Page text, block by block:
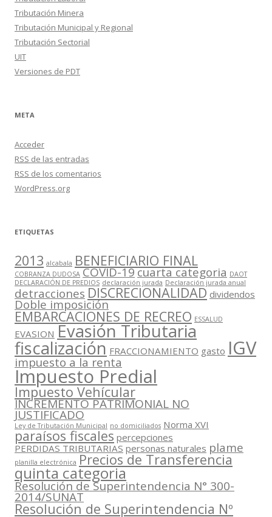
Tributación Minera
Tributación Municipal y Regional
Tributación Sectorial
UIT
Versiones de PDT
META
Acceder
RSS de las entradas
RSS de los comentarios
WordPress.org
ETIQUETAS
2013 alcabala BENEFICIARIO FINAL
COBRANZA DUDOSA COVID-19cuarta categoria DAOT
DECLARACIÓN DE PREDIOS declaración jurada Declaración jurada anual
detracciones DISCRECIONALIDAD dividendos
Doble imposición
EMBARCACIONES DE RECREO ESSALUD
EVASION Evasión Tributaria
fiscalización FRACCIONAMIENTO gasto IGV
impuesto a la renta
Impuesto Predial
Impuesto Vehícular
INCREMENTO PATRIMONIAL NO
JUSTIFICADO
Ley de Tributación Municipal no domiciliados Norma XVI
paraísos fiscales percepciones
PERDIDAS TRIBUTARIAS personas naturales plame
planilla electrónica Precios de Transferencia
quinta categoria
Resolución de Superintendencia N° 300-
2014/SUNAT
Resolución de Superintendencia Nº